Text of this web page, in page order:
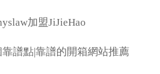
加盟JiJieHao
靠譜點|靠譜的開箱網站推薦